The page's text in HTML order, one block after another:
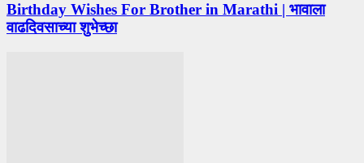
Birthday Wishes For Brother in Marathi | भावाला
वाढदिवसाच्या शुभेच्छा